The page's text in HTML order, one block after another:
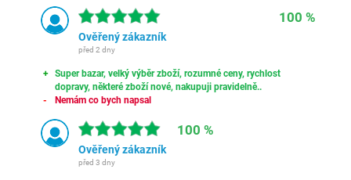
100 %
Ověřený zákazník
před 2 dny
Super bazar, velký výběr zboží, rozumné ceny, rychlost
dopravy, některé zboží nové, nakupuji pravidelně..
Nemám co bych napsal
100 %
Ověřený zákazník
před 3 dny